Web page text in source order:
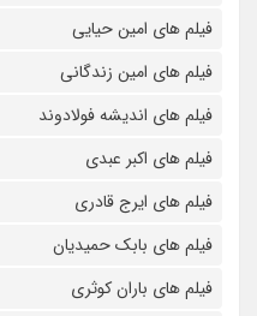
فیلم های امین حیایی
فیلم های امین زندگانی
فیلم های اندیشه فولادوند
فیلم های اکبر عبدی
فیلم های ایرج قادری
فیلم های بابک حمیدیان
فیلم های باران کوثری